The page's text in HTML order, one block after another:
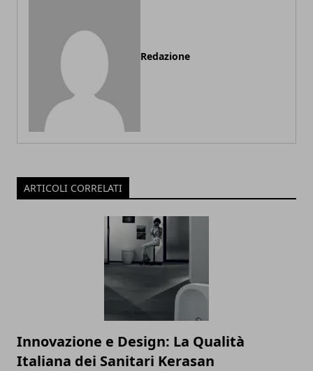
Redazione
ARTICOLI CORRELATI
Innovazione e Design: La Qualità
Italiana dei Sanitari Kerasan